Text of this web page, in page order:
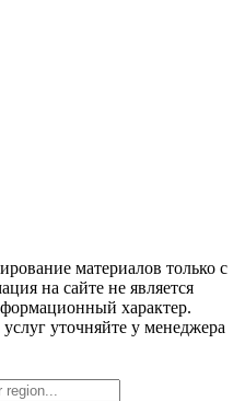
материалов только с
на сайте не является
характер.
уточняйте у менеджера